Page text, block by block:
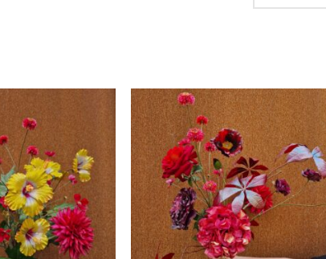
verlanglijst
Toevoegen
aan
verlanglijst